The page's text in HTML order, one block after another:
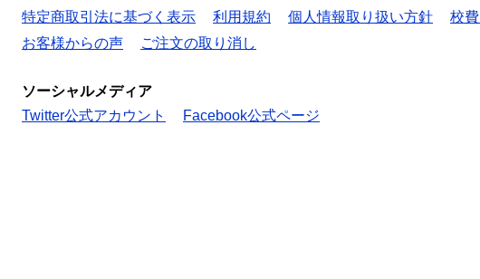
特定商取引法に基づく表示
利用規約 個人情報取り扱い方針 校
お客様からの声
ご注文の取り消し
ソーシャルメディア
Twitter公式アカウント
Facebook公式ページ